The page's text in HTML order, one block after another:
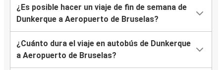
¿Es posible hacer un viaje de fin de semana de
Dunkerque a Aeropuerto de Bruselas?
¿Cuánto dura el viaje en autobús de Dunkerque
a Aeropuerto de Bruselas?